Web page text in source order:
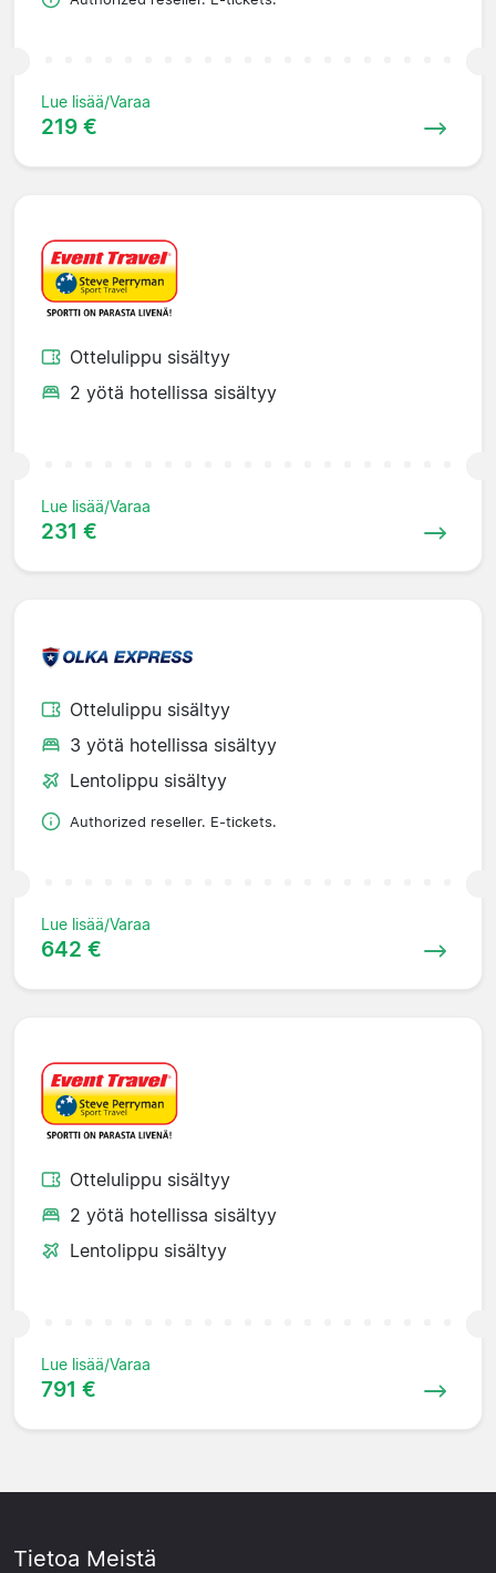
Lue lisää/Varaa
219 €
Ottelulippu sisältyy
2 yötä hotellissa sisältyy
Lue lisää/Varaa
231 €
Ottelulippu sisältyy
3 yötä hotellissa sisältyy
Lentolippu sisältyy
Authorized reseller. E-tickets.
Lue lisää/Varaa
642 €
Ottelulippu sisältyy
2 yötä hotellissa sisältyy
Lentolippu sisältyy
Lue lisää/Varaa
791 €
Tietoa Meistä